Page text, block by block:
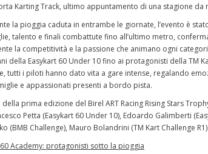
Karting Track, ultimo appuntamento di una stagione da
la pioggia caduta in entrambe le giornate, l’evento è
talento e finali combattute fino all’ultimo metro,
la competitività e la passione che animano ogni
della Easykart 60 Under 10 fino ai protagonisti della TM
tutti i piloti hanno dato vita a gare intense, regalando
e appassionati presenti a bordo pista.
della prima edizione del Birel ART Racing Rising Stars
Petta (Easykart 60 Under 10), Edoardo Galimberti
(BMB Challenge), Mauro Bolandrini (TM Kart Challenge
60 Academy: protagonisti sotto la pioggia